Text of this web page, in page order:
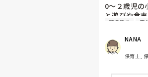
0〜２歳児の
と遊びや食
広すぎると
テーション
っと体が当
子にとって
て固定して
環境構成 安全
NANA
保育士,